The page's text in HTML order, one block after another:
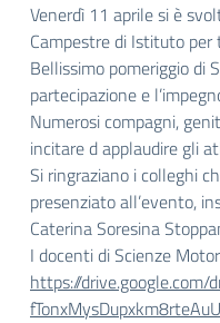
Venerdì 11 aprile si è
Campestre di Istituto
Bellissimo pomeriggio di
partecipazione e
Numerosi compagni,
incitare d applaudire gli
Si ringraziano i colleghi
presenziato all’evento,
Caterina Soresina
I docenti di Scienze
https://